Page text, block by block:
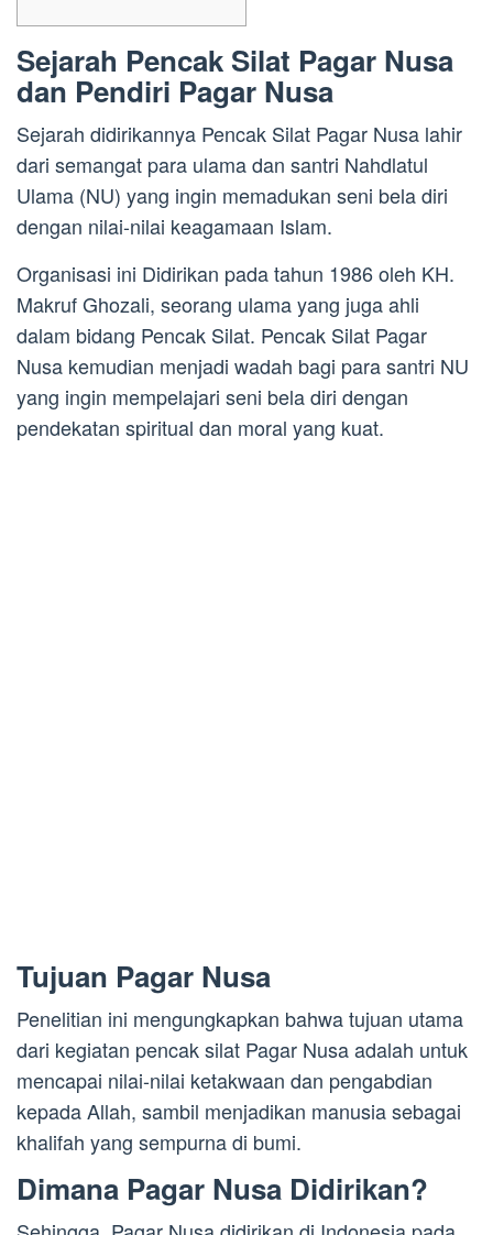
Sejarah Pencak Silat Pagar Nusa
dan Pendiri Pagar Nusa
Sejarah didirikannya Pencak Silat Pagar Nusa lahir
dari semangat para ulama dan santri Nahdlatul
Ulama (NU) yang ingin memadukan seni bela diri
dengan nilai-nilai keagamaan Islam.
Organisasi ini Didirikan pada tahun 1986 oleh KH.
Makruf Ghozali, seorang ulama yang juga ahli
dalam bidang Pencak Silat. Pencak Silat Pagar
Nusa kemudian menjadi wadah bagi para santri NU
yang ingin mempelajari seni bela diri dengan
pendekatan spiritual dan moral yang kuat.
Tujuan Pagar Nusa
Penelitian ini mengungkapkan bahwa tujuan utama
dari kegiatan pencak silat Pagar Nusa adalah untuk
mencapai nilai-nilai ketakwaan dan pengabdian
kepada Allah, sambil menjadikan manusia sebagai
khalifah yang sempurna di bumi.
Dimana Pagar Nusa Didirikan?